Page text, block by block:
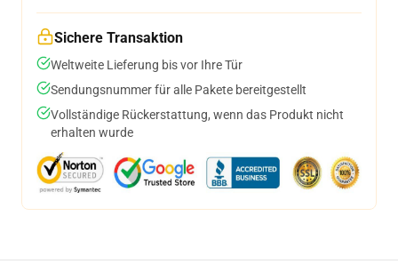
Sichere Transaktion
Weltweite Lieferung bis vor Ihre Tür
Sendungsnummer für alle Pakete bereitgestellt
Vollständige Rückerstattung, wenn das Produkt nicht
erhalten wurde